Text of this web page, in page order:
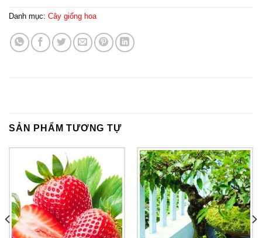
Danh mục: Cây giống hoa
SẢN PHẨM TƯƠNG TỰ